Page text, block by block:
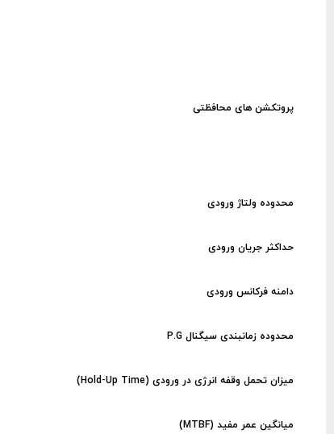
پروتکشن های محافظتی
محدوده ولتاژ ورودی
حداکثر جریان ورودی
دامنه فرکانس ورودی
محدوده زمانبندی سیگنال P.G
میزان تحمل وقفه انرژی در ورودی (Hold-Up Time)
میانگین عمر مفید (MTBF)